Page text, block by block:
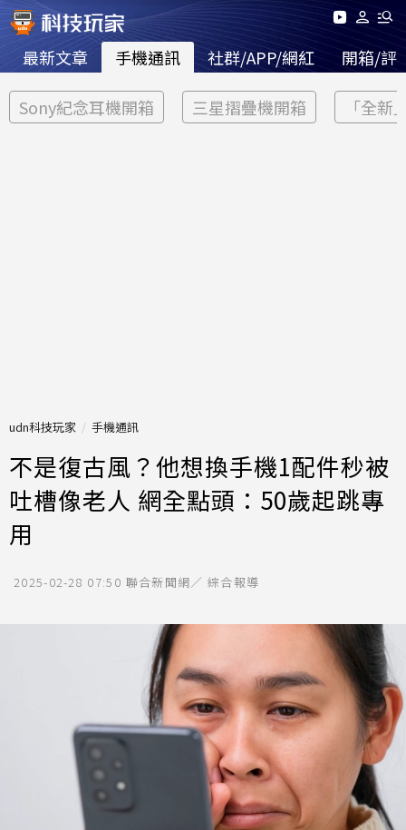
最新文章 手機通訊 社群/APP/網紅 開箱/評
Sony紀念耳機開箱 三星摺疊機開箱 「全新
udn科技玩家 手機通訊
不是復古風？他想換手機1配件秒被
吐槽像老人 網全點頭：50歲起跳專
用
2025-02-28 07:50 聯合新聞網／ 綜合報導